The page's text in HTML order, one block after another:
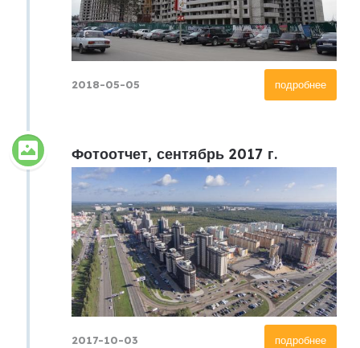
подробнее
2018-05-05
Фотоотчет, сентябрь 2017 г.
подробнее
2017-10-03